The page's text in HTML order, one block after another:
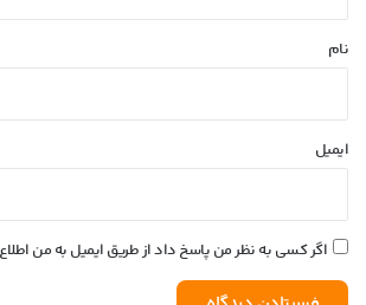
نام
ایمیل
اگر کسی به نظر من پاسخ داد از طریق ایمیل به من